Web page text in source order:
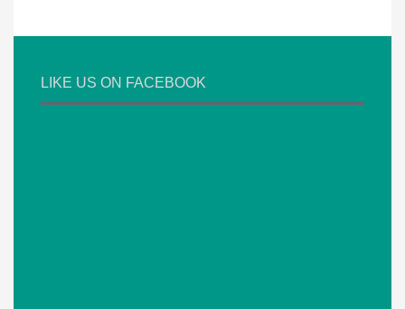
LIKE US ON FACEBOOK